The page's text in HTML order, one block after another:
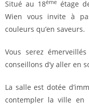
Situé au 18ème étage
Wien vous invite à
couleurs qu’en saveurs.
Vous serez
conseillons d’y aller en
La salle est dotée
contempler la ville